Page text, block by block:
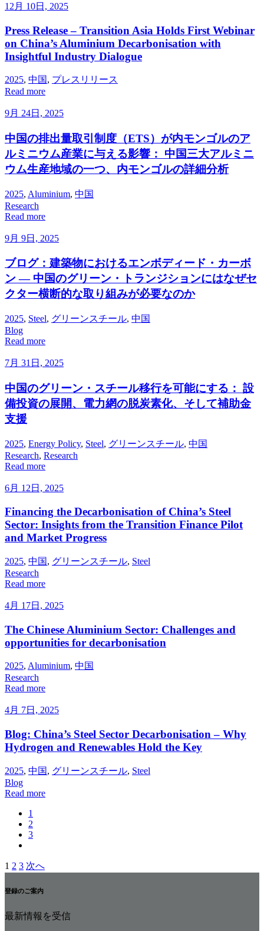
12月 10日, 2025
Press Release – Transition Asia Holds First Webinar
on China’s Aluminium Decarbonisation with
Insightful Industry Dialogue
2025, 中国, プレスリリース
Read more
9月 24日, 2025
中国の排出量取引制度（ETS）が内モンゴルのア
ルミニウム産業に与える影響： 中国三大アルミニ
ウム生産地域の一つ、内モンゴルの詳細分析
2025, Aluminium, 中国
Research
Read more
9月 9日, 2025
ブログ：建築物におけるエンボディード・カーボ
ン ― 中国のグリーン・トランジションにはなぜセ
クター横断的な取り組みが必要なのか
2025, Steel, グリーンスチール, 中国
Blog
Read more
7月 31日, 2025
中国のグリーン・スチール移行を可能にする： 設
備投資の展開、電力網の脱炭素化、そして補助金
支援
2025, Energy Policy, Steel, グリーンスチール, 中国
Research, Research
Read more
6月 12日, 2025
Financing the Decarbonisation of China’s Steel
Sector: Insights from the Transition Finance Pilot
and Market Progress
2025, 中国, グリーンスチール, Steel
Research
Read more
4月 17日, 2025
The Chinese Aluminium Sector: Challenges and
opportunities for decarbonisation
2025, Aluminium, 中国
Research
Read more
4月 7日, 2025
Blog: China’s Steel Sector Decarbonisation – Why
Hydrogen and Renewables Hold the Key
2025, 中国, グリーンスチール, Steel
Blog
Read more
1
2
3
投
稿
ペ
1 2 3 次へ
登録のご案内
最新情報を受信